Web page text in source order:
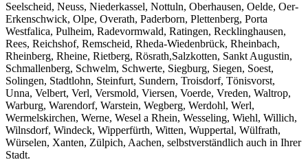
Seelscheid, Neuss, Niederkassel, Nottuln, Oberhausen, Oelde, Oer-
Erkenschwick, Olpe, Overath, Paderborn, Plettenberg, Porta
Westfalica, Pulheim, Radevormwald, Ratingen, Recklinghausen,
Rees, Reichshof, Remscheid, Rheda-Wiedenbrück, Rheinbach,
Rheinberg, Rheine, Rietberg, Rösrath,Salzkotten, Sankt Augustin,
Schmallenberg, Schwelm, Schwerte, Siegburg, Siegen, Soest,
Solingen, Stadtlohn, Steinfurt, Sundern, Troisdorf, Tönisvorst,
Unna, Velbert, Verl, Versmold, Viersen, Voerde, Vreden, Waltrop,
Warburg, Warendorf, Warstein, Wegberg, Werdohl, Werl,
Wermelskirchen, Werne, Wesel a Rhein, Wesseling, Wiehl, Willich,
Wilnsdorf, Windeck, Wipperfürth, Witten, Wuppertal, Wülfrath,
Würselen, Xanten, Zülpich, Aachen, selbstverständlich auch in Ihrer
Stadt.